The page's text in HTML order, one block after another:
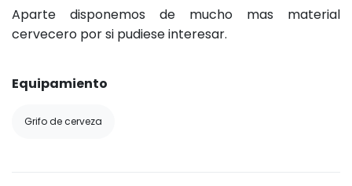
Aparte disponemos de mucho mas material
cervecero por si pudiese interesar.
Equipamiento
Grifo de cerveza